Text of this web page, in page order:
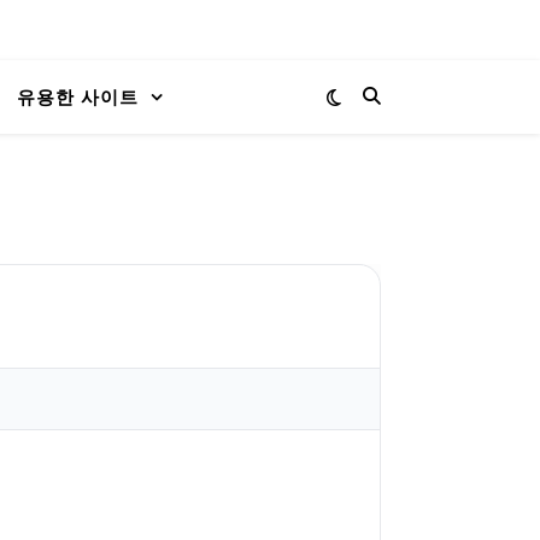
유용한 사이트